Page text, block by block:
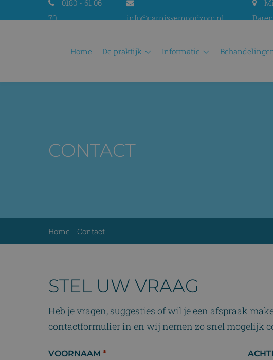
0180 - 61 06
70
info@carnissemondzorg.nl
home de praktijk informatie
CONTACT
Home -Contact
STEL UW VRAAG
Heb je vragen, suggesties of wil je een afspraak
contactformulier in en wij nemen zo snel mogelijk
VOORNAAM *